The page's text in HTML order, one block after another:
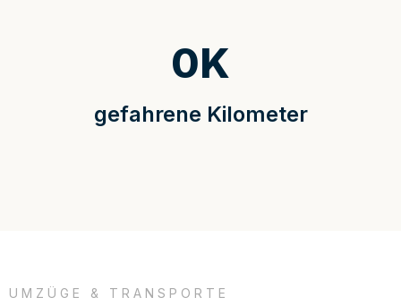
gefahrene Kilometer
0K
UMZÜGE & TRANSPORTE